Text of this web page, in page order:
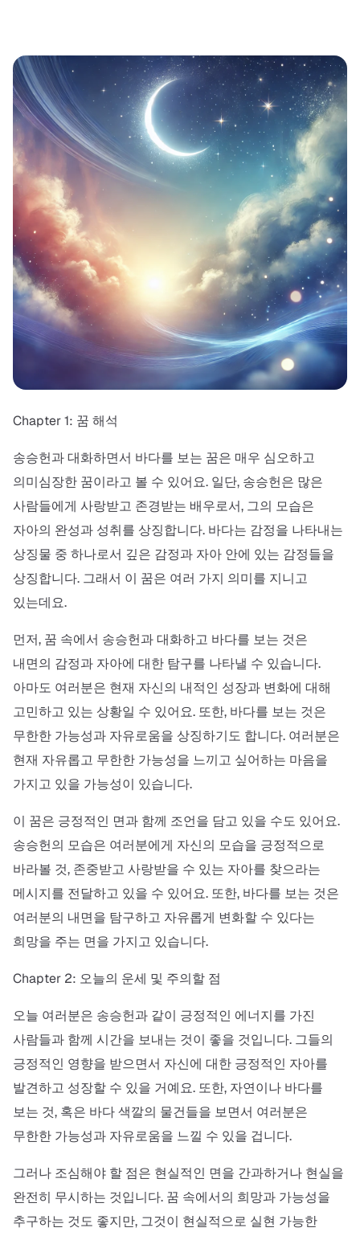
Chapter 1: 꿈 해석
송승헌과 대화하면서 바다를 보는 꿈은 매우 심오하고
의미심장한 꿈이라고 볼 수 있어요. 일단, 송승헌은 많은
사람들에게 사랑받고 존경받는 배우로서, 그의 모습은
자아의 완성과 성취를 상징합니다. 바다는 감정을 나타내는
상징물 중 하나로서 깊은 감정과 자아 안에 있는 감정들을
상징합니다. 그래서 이 꿈은 여러 가지 의미를 지니고
있는데요.
먼저, 꿈 속에서 송승헌과 대화하고 바다를 보는 것은
내면의 감정과 자아에 대한 탐구를 나타낼 수 있습니다.
아마도 여러분은 현재 자신의 내적인 성장과 변화에 대해
고민하고 있는 상황일 수 있어요. 또한, 바다를 보는 것은
무한한 가능성과 자유로움을 상징하기도 합니다. 여러분은
현재 자유롭고 무한한 가능성을 느끼고 싶어하는 마음을
가지고 있을 가능성이 있습니다.
이 꿈은 긍정적인 면과 함께 조언을 담고 있을 수도 있어요.
송승헌의 모습은 여러분에게 자신의 모습을 긍정적으로
바라볼 것, 존중받고 사랑받을 수 있는 자아를 찾으라는
메시지를 전달하고 있을 수 있어요. 또한, 바다를 보는 것은
여러분의 내면을 탐구하고 자유롭게 변화할 수 있다는
희망을 주는 면을 가지고 있습니다.
Chapter 2: 오늘의 운세 및 주의할 점
오늘 여러분은 송승헌과 같이 긍정적인 에너지를 가진
사람들과 함께 시간을 보내는 것이 좋을 것입니다. 그들의
긍정적인 영향을 받으면서 자신에 대한 긍정적인 자아를
발견하고 성장할 수 있을 거예요. 또한, 자연이나 바다를
보는 것, 혹은 바다 색깔의 물건들을 보면서 여러분은
무한한 가능성과 자유로움을 느낄 수 있을 겁니다.
그러나 조심해야 할 점은 현실적인 면을 간과하거나 현실을
완전히 무시하는 것입니다. 꿈 속에서의 희망과 가능성을
추구하는 것도 좋지만, 그것이 현실적으로 실현 가능한